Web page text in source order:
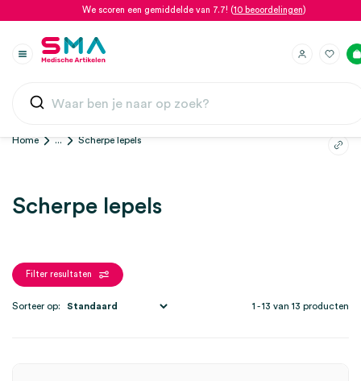
We scoren een gemiddelde van 7.7! (10 beoordelingen)
Home ... Scherpe lepels
Scherpe lepels
Filter resultaten
1 - 13 van 13 producten
Sorteer op: